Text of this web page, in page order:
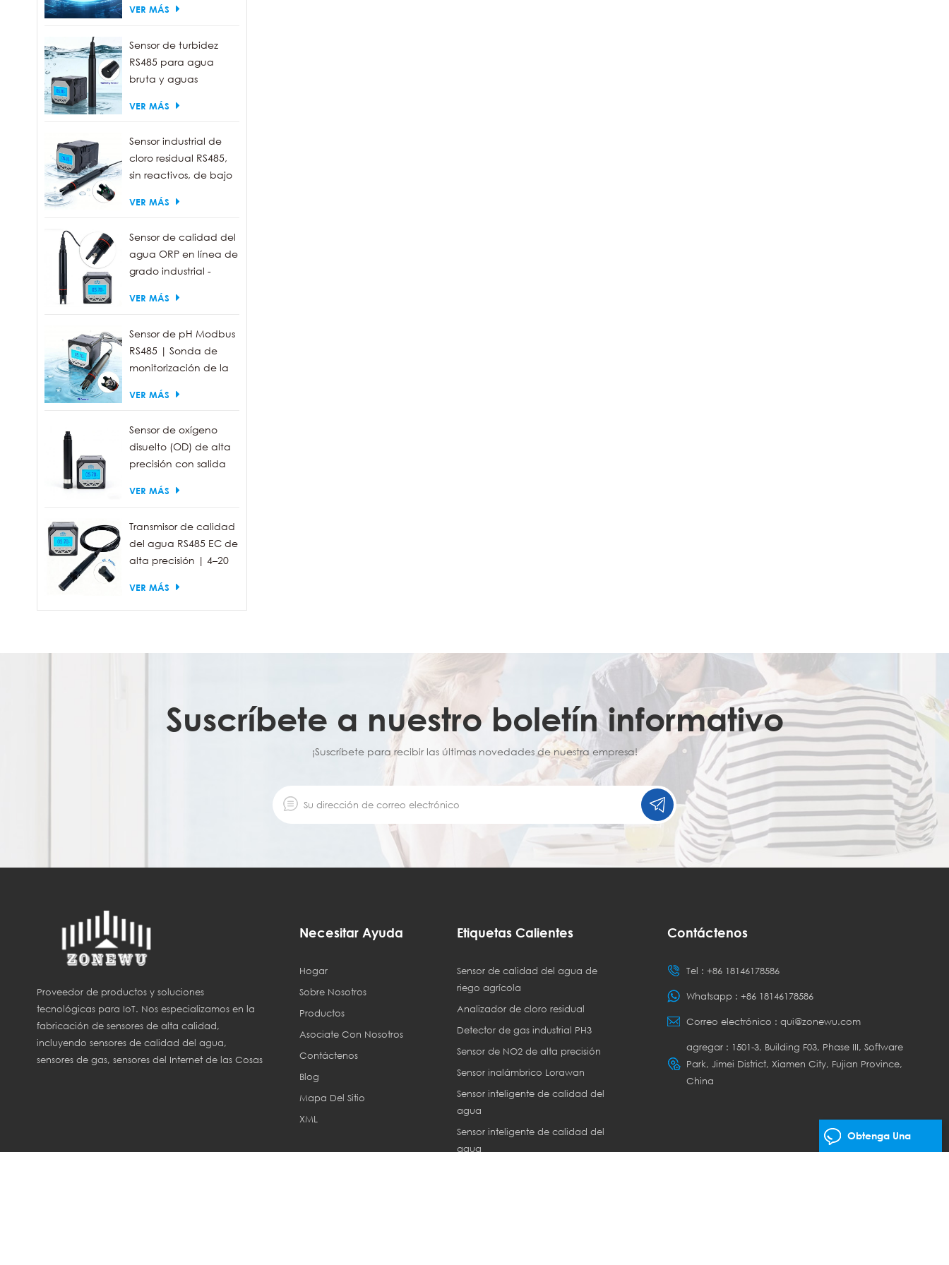
VER MÁS
Sensor de turbidez
RS485 para agua
bruta y aguas
medidora de turbidez
VER MÁS
Sensor industrial de
cloro residual RS485,
sin reactivos, de bajo
VER MÁS
Sensor de calidad del
agua ORP en línea de
grado industrial -
IP68, salida RS485
VER MÁS
Sensor de pH Modbus
RS485 | Sonda de
monitorización de la
industrial IP68
VER MÁS
Sensor de oxígeno
disuelto (OD) de alta
precisión con salida
medición de la
VER MÁS
Transmisor de calidad
del agua RS485 EC de
alta precisión | 4–20
VER MÁS
Suscríbete a nuestro boletín informativo
¡Suscríbete para recibir las últimas novedades de nuestra empresa!
Proveedor de productos y soluciones
tecnológicas para IoT. Nos especializamos en la
fabricación de sensores de alta calidad,
incluyendo sensores de calidad del agua,
sensores de gas, sensores del Internet de las Cosas
Necesitar Ayuda
Hogar
Sobre Nosotros
Productos
Asociate Con Nosotros
Contáctenos
Blog
Mapa Del Sitio
XML
Etiquetas Calientes
Sensor de calidad del agua de
riego agrícola
Analizador de cloro residual
Detector de gas industrial PH3
Sensor de NO2 de alta precisión
Sensor inalámbrico Lorawan
Sensor inteligente de calidad del
agua
Sensor inteligente de calidad del
agua
Contáctenos
Tel : +86 18146178586
Whatsapp : +86 18146178586
Correo electrónico : qui@zonewu.com
agregar : 1501-3, Building F03, Phase III, Software
Park, Jimei District, Xiamen City, Fujian Province,
China
Obtenga Una